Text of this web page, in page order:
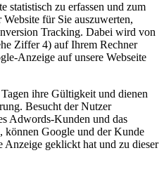
statistisch zu erfassen und zum
für Sie auszuwerten,
Tracking. Dabei wird von
Ziffer 4) auf Ihrem Rechner
Anzeige auf unsere Webseite
ihre Gültigkeit und dienen
Besucht der Nutzer
Adwords-Kunden und das
können Google und der Kunde
Anzeige geklickt hat und zu dieser